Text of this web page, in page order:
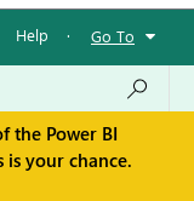
Help · Go To
the Power BI
is your chance.